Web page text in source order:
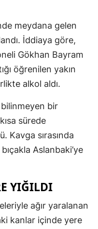
meydana gelen
İddiaya göre,
Gökhan Bayram
öğrenilen yakın
alkol aldı.
bir
sürede
Kavga sırasında
Aslanbaki’ye
YIĞILDI
ağır yaralanan
kanlar içinde yere